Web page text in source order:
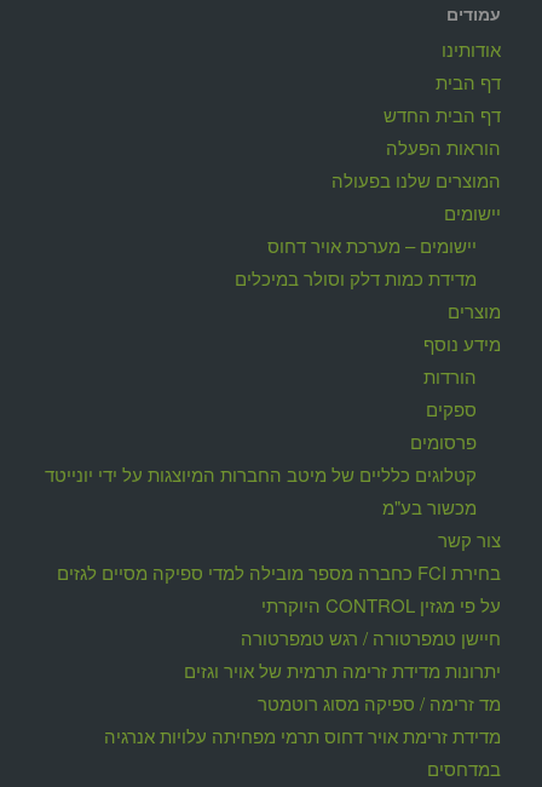
עמודים
אודותינו
דף הבית
דף הבית החדש
הוראות הפעלה
המוצרים שלנו בפעולה
יישומים
יישומים – מערכת אויר דחוס
מדידת כמות דלק וסולר במיכלים
מוצרים
מידע נוסף
הורדות
ספקים
פרסומים
קטלוגים כלליים של מיטב החברות המיוצגות על ידי יונייטד
מכשור בע"מ
צור קשר
בחירת FCI כחברה מספר מובילה למדי ספיקה מסיים לגזים
על פי מגזין CONTROL היוקרתי
חיישן טמפרטורה / רגש טמפרטורה
יתרונות מדידת זרימה תרמית של אויר וגזים
מד זרימה / ספיקה מסוג רוטמטר
מדידת זרימת אויר דחוס תרמי מפחיתה עלויות אנרגיה
במדחסים